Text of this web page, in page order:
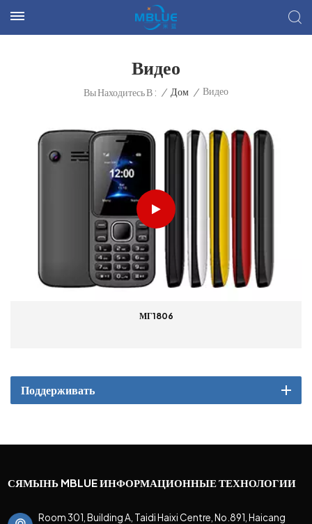
Видео
Вы Находитесь В : / Дом / Видео
МГ1806
Поддерживать
СЯМЫНЬ MBLUE ИНФОРМАЦИОННЫЕ ТЕХНОЛОГИИ
Room 301, Building A, Taidi Haixi Centre, No.891, Haicang